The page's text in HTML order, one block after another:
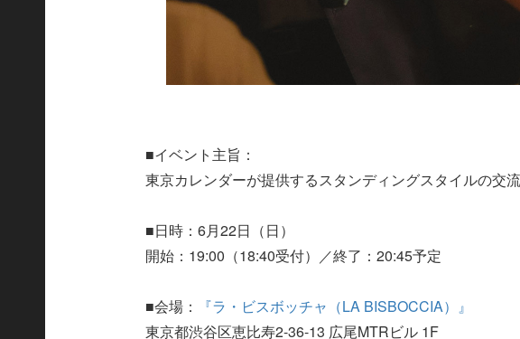
■イベント主旨：
東京カレンダーが提供するスタンディングスタイルの交
■日時：6月22日（日）
開始：19:00（18:40受付）／終了：20:45予定
■会場：
『ラ・ビスボッチャ（LA BISBOCCIA）』
東京都渋谷区恵比寿2-36-13 広尾MTRビル 1F